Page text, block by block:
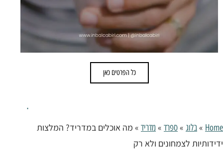
Home
»בלוג »ספרד » מדריד » מה אוכלים במדריד? המלצות
ידידותיות לצמחונים ולא רק
כל הפרטים כאן